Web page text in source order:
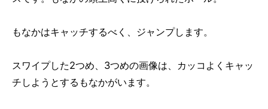
もなかはキャッチするべく、ジャンプします。
スワイプした2つめ、3つめの画像は、カッコよくキャッ
チしようとするもなかがいます。